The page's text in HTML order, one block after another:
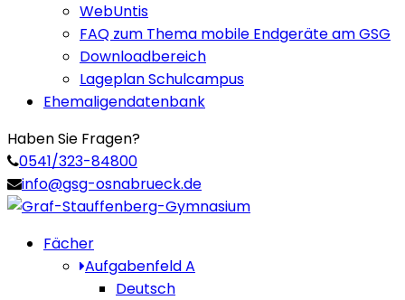
WebUntis
FAQ zum Thema mobile Endgeräte am GSG
Downloadbereich
Lageplan Schulcampus
Ehemaligendatenbank
Haben Sie Fragen?
0541/323-84800
info@gsg-osnabrueck.de
Fächer
Aufgabenfeld A
Deutsch